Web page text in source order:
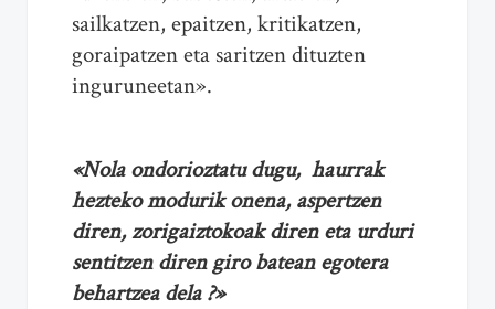
sailkatzen, epaitzen, kritikatzen,
goraipatzen eta saritzen dituzten
inguruneetan».
«Nola ondorioztatu dugu, haurrak
hezteko modurik onena, aspertzen
diren, zorigaiztokoak diren eta urduri
sentitzen diren giro batean egotera
behartzea dela ?»